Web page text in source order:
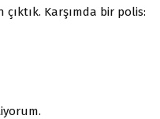
Karşımda bir polis: